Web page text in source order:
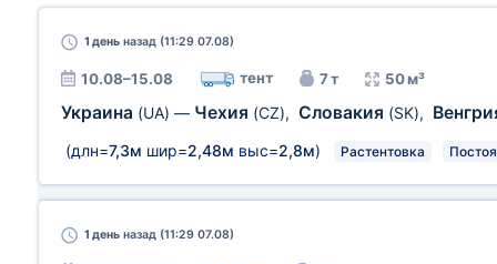
1 день назад (11:29 07.08)
10.08–15.08 тент 7 т 50 м³
Украина (UA) — Чехия (CZ), Словакия (SK),
(длн=7,3м шир=2,48м выс=2,8м) Растентовка
1 день назад (11:29 07.08)